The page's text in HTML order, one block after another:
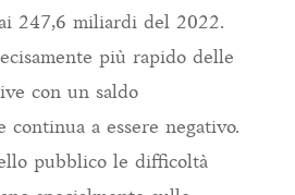
247,6 miliardi del 2022.
più rapido delle
con un saldo
continua a essere negativo.
pubblico le difficoltà